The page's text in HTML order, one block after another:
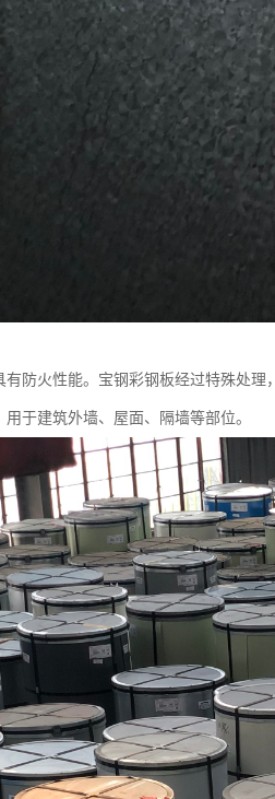
有防火性能。宝钢彩钢板经过特殊处
用于建筑外墙、屋面、隔墙等部位。